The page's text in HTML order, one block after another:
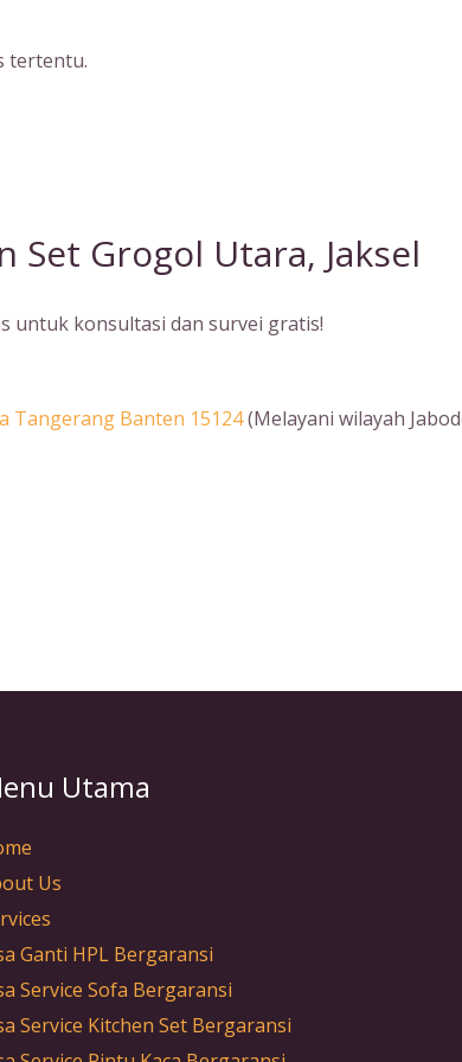
tertentu.
Set Grogol Utara, Jaksel
untuk konsultasi dan survei gratis!
Tangerang Banten 15124(Melayani wilayah
Utama
Us
Ganti HPL Bergaransi
Service Sofa Bergaransi
Service Kitchen Set Bergaransi